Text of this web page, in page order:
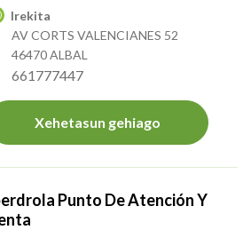
Irekita
AV CORTS VALENCIANES 52
46470 ALBAL
661777447
Xehetasun gehiago
Punto De Atención Y